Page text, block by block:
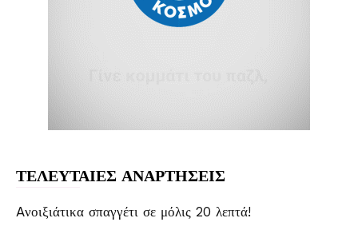
ΤΕΛΕΥΤΑΙΕΣ ΑΝΑΡΤΗΣΕΙΣ
Aνοιξιάτικα σπαγγέτι σε μόλις 20 λεπτά!